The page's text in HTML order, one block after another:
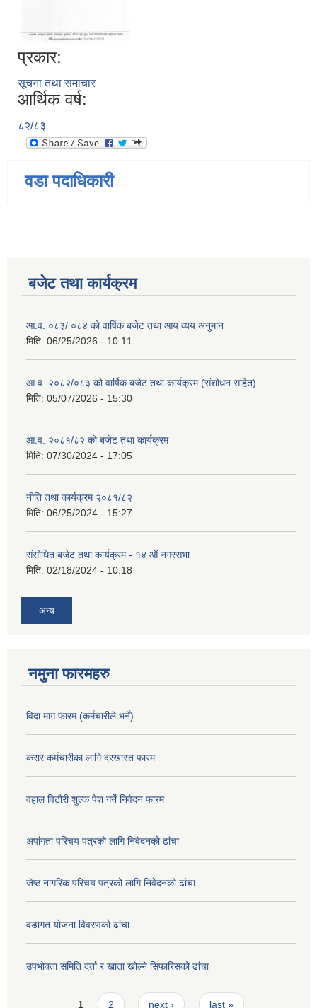
प्रकार:
सूचना तथा समाचार
आर्थिक वर्ष:
८२/८३
वडा पदाधिकारी
बजेट तथा कार्यक्रम
आ.व. ०८३/ ०८४ को वार्षिक बजेट तथा आय व्यय अनुमान
मिति: 06/25/2026 - 10:11
आ.व. २०८२/०८३ को वार्षिक बजेट तथा कार्यक्रम (संशोधन सहित)
मिति: 05/07/2026 - 15:30
आ.व. २०८१/८२ को बजेट तथा कार्यक्रम
मिति: 07/30/2024 - 17:05
नीति तथा कार्यक्रम २०८१/८२
मिति: 06/25/2024 - 15:27
संसोधित बजेट तथा कार्यक्रम - १४ औं नगरसभा
मिति: 02/18/2024 - 10:18
अन्य
नमुना फारमहरु
विदा माग फारम (कर्मचारीले भर्ने)
करार कर्मचारीका लागि दरखास्त फारम
वहाल विटौरी शुल्क पेश गर्ने निवेदन फारम
अपांगता परिचय पत्रको लागि निवेदनको ढांचा
जेष्ठ नागरिक परिचय पत्रको लागि निवेदनको ढांचा
वडागत योजना विवरणको ढांचा
उपभोक्ता समिति दर्ता र खाता खोल्ने सिफारिसको ढांचा
1 2 next › last »